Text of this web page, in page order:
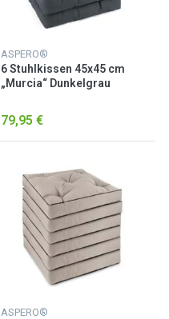
ASPERO®
6 Stuhlkissen 45x45 cm
„Murcia“ Dunkelgrau
79,95 €
ASPERO®